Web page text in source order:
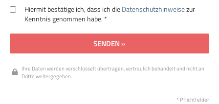
Hiermit bestätige ich, dass ich die Datenschutzhinweisezur
Kenntnis genommen habe. *
SENDEN »
Ihre Daten werden verschlüsselt übertragen, vertraulich behandelt und nicht an
Dritte weitergegeben.
* Pflichtfelder